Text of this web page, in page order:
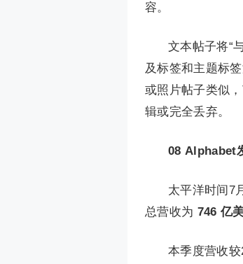
容。
文本帖子将“
及标签和主题标
或照片帖子类似
辑或完全丢弃。
08 Alphabet
太平洋时间7
总营收为 746 亿
本季度营收